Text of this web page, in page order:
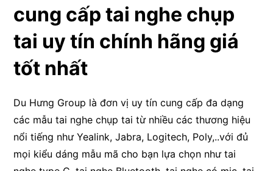
cung cấp tai nghe chụp
tai uy tín chính hãng giá
tốt nhất
Du Hưng Group là đơn vị uy tín cung cấp đa dạng
các mẫu tai nghe chụp tai từ nhiều các thương hiệu
nổi tiếng như Yealink, Jabra, Logitech, Poly,..với đủ
mọi kiểu dáng mẫu mã cho bạn lựa chọn như tai